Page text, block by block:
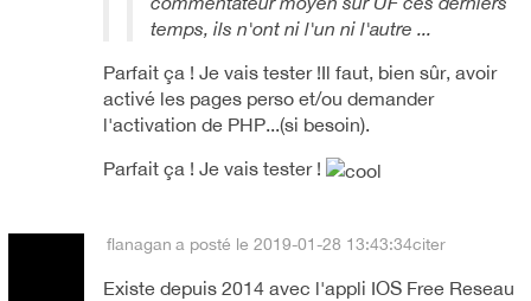
temps, ils n'ont ni l'un ni l'autre ...
Parfait ça ! Je vais tester !Il faut, bien sûr, avoir
activé les pages perso et/ou demander
l'activation de PHP...(si besoin).
Parfait ça ! Je vais tester !
flanagan a posté le 2019-01-28 13:43:34citer
Existe depuis 2014 avec l'appli IOS Free Reseau